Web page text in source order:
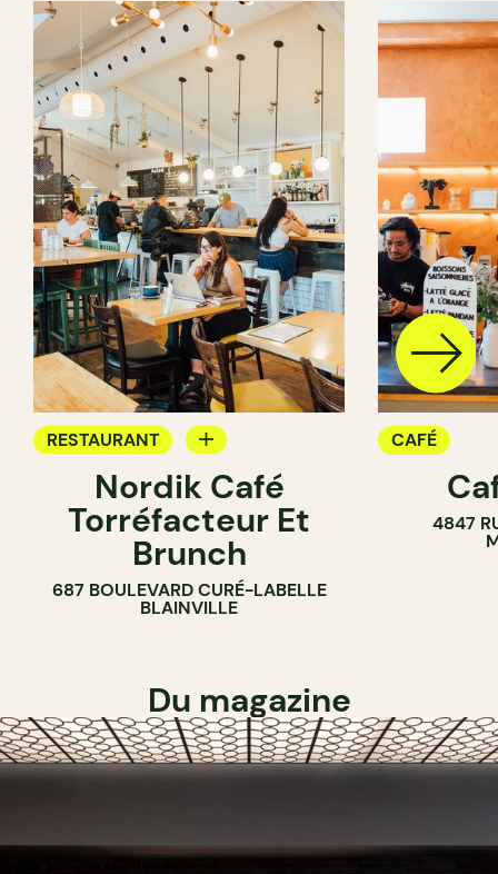
RESTAURANT
Nordik Café
Torréfacteur Et
Brunch
687 BOULEVARD CURÉ-LABELLE
BLAINVILLE
CAFÉ
4847
Du magazine